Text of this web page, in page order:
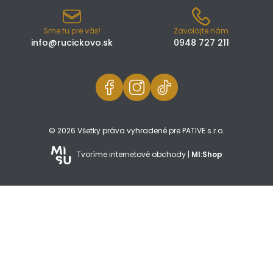
Sme tu pre vás!
info@rucickovo.sk
Zavolajte nám
0948 727 211
© 2026 Všetky práva vyhradené pre PATIVE s.r.o.
Tvoríme internetové obchody | MI:Shop